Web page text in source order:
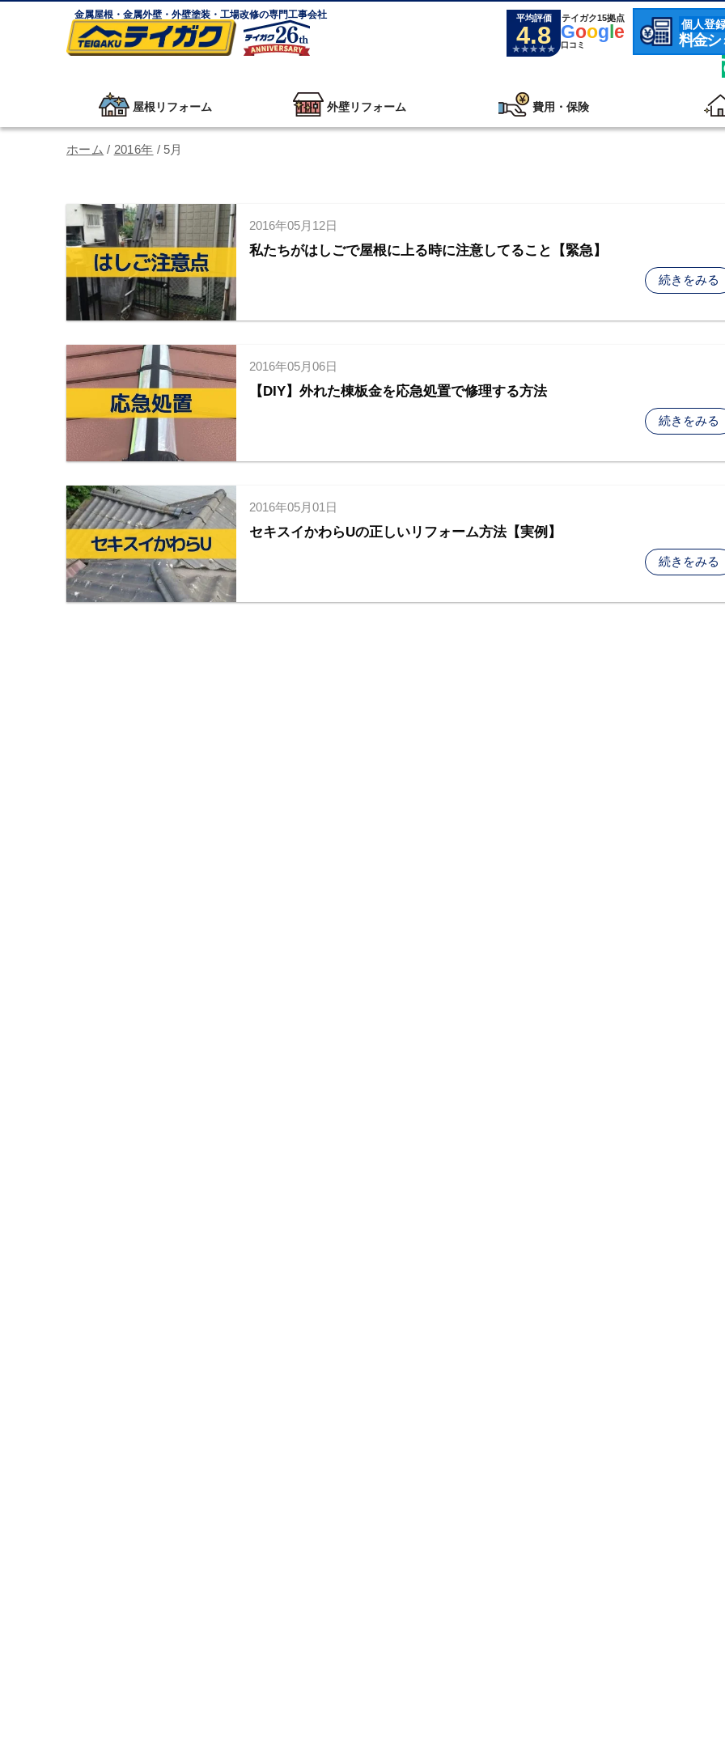
金属屋根・金属外壁・外壁塗装・工場改修の専門工事会社 平均評価
4.8
テイガク15拠点
Google
口コミ
個人登
料金シ
屋根リフォーム 外壁リフォーム 費用・保険
ホーム / 2016年 / 5月
2016年05月12日
私たちがはしごで屋根に上る時に注意してること【緊急】
続きをみる
2016年05月06日
【DIY】外れた棟板金を応急処置で修理する方法
続きをみる
2016年05月01日
セキスイかわらUの正しいリフォーム方法【実例】
続きをみる